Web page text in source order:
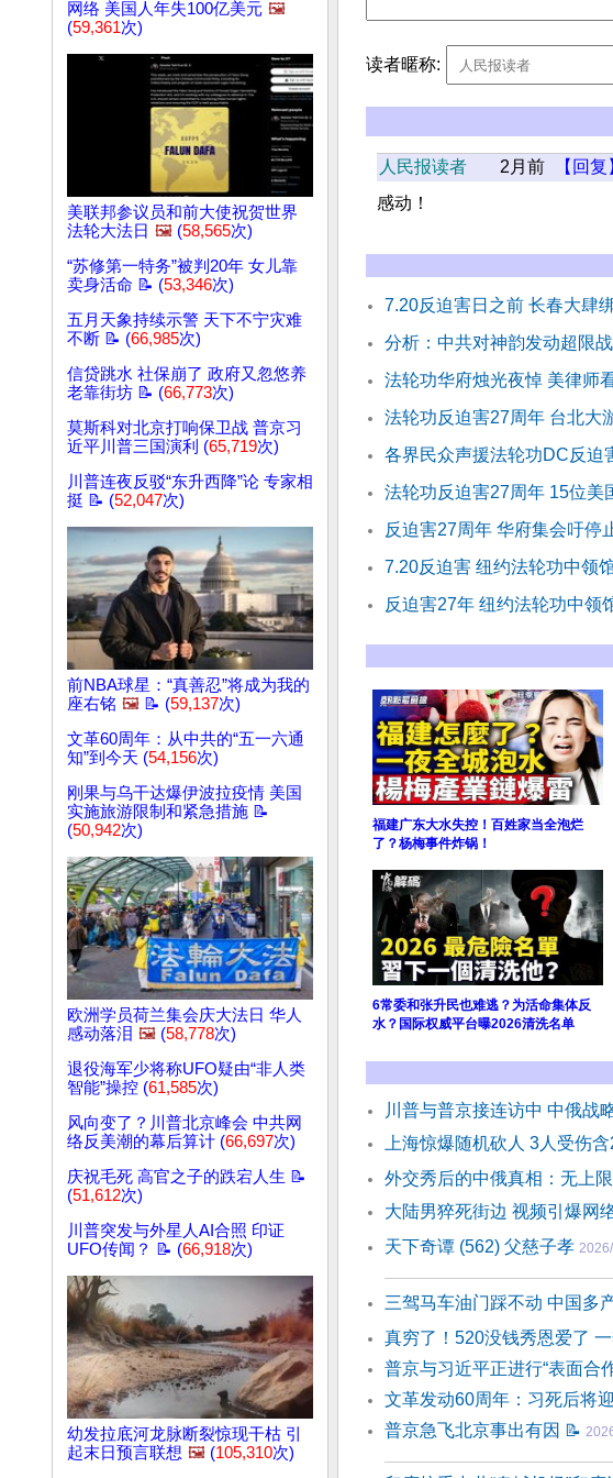
网络 美国人年失100亿美元 🖼️
(59,361次)
美联邦参议员和前大使祝贺世界
法轮大法日 🖼️ (58,565次)
“苏修第一特务”被判20年 女儿靠
卖身活命 📝 (53,346次)
五月天象持续示警 天下不宁灾难
不断 📝 (66,985次)
信贷跳水 社保崩了 政府又忽悠养
老靠街坊 📝 (66,773次)
莫斯科对北京打响保卫战 普京习
近平川普三国演利 (65,719次)
川普连夜反驳“东升西降”论 专家相
挺 📝 (52,047次)
前NBA球星：“真善忍”将成为我的
座右铭 🖼️ 📝 (59,137次)
文革60周年：从中共的“五一六通
知”到今天 (54,156次)
刚果与乌干达爆伊波拉疫情 美国
实施旅游限制和紧急措施 📝
(50,942次)
欧洲学员荷兰集会庆大法日 华人
感动落泪 🖼️ (58,778次)
退役海军少将称UFO疑由“非人类
智能”操控 (61,585次)
风向变了？川普北京峰会 中共网
络反美潮的幕后算计 (66,697次)
庆祝毛死 高官之子的跌宕人生 📝
(51,612次)
川普突发与外星人AI合照 印证
UFO传闻？ 📝 (66,918次)
幼发拉底河龙脉断裂惊现干枯 引
起末日预言联想 🖼️ (105,310次)
读者暱称:
人民报读者 2月前
【回复
感动！
7.20反迫害日之前 长春大肆
分析：中共对神韵发动超限
法轮功华府烛光夜悼 美律师
法轮功反迫害27周年 台北大
各界民众声援法轮功DC反迫
法轮功反迫害27周年 15位美
反迫害27周年 华府集会吁停
7.20反迫害 纽约法轮功中领
反迫害27年 纽约法轮功中领
福建广东大水失控！百姓家当全泡烂
了？杨梅事件炸锅！
6常委和张升民也难逃？为活命集体反
水？国际权威平台曝2026清洗名单
川普与普京接连访中 中俄战
上海惊爆随机砍人 3人受伤
外交秀后的中俄真相：无上
大陆男猝死街边 视频引爆网
天下奇谭 (562) 父慈子孝
三驾马车油门踩不动 中国多
真穷了！520没钱秀恩爱了
普京与习近平正进行“表面合
文革发动60周年：习死后将
普京急飞北京事出有因 📝